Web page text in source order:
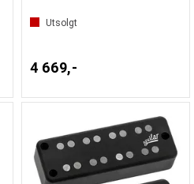
Utsolgt
4 669,-